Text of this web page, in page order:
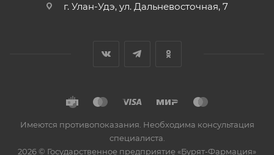
г. Улан-Удэ, ул. Дальневосточная, 7
Имеются противопоказания. Необходима консультация
специалиста.
2026 © Государственное предприятие «Бурят-Фармация»